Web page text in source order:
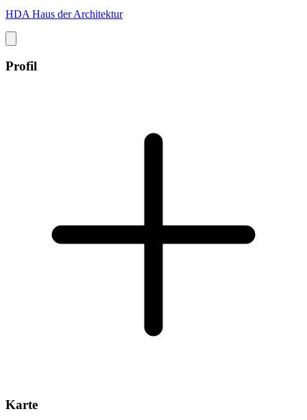
HDA Haus der Architektur
Profil
Karte